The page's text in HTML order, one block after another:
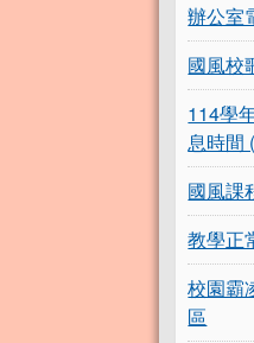
辦公室
國風校
114學
息時間
國風課
教學正
校園霸
區